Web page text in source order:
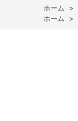
ホーム >
ホーム
>